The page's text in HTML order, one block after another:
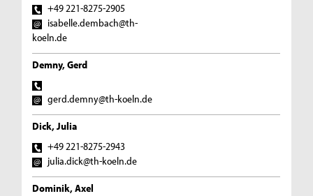
+49 221-8275-2905
isabelle.dembach@th-
koeln.de
Demny, Gerd
gerd.demny@th-koeln.de
Dick, Julia
+49 221-8275-2943
julia.dick@th-koeln.de
Dominik, Axel